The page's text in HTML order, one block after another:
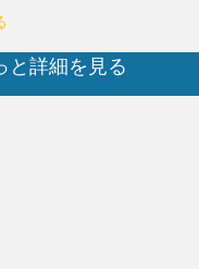
と詳細を見る